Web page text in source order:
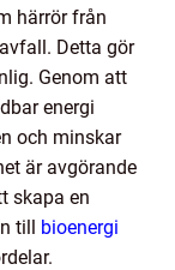
härrör från
Detta gör
Genom att
energi
och minskar
är avgörande
skapa en
till bioenergi